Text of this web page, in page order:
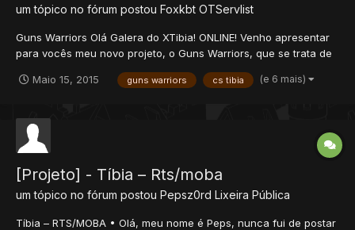
um tópico no fórum postou Foxkbt OTServlist
Guns Warriors Olá Galera do XTibia! ONLINE! Venho apresentar
para vocês meu novo projeto, o Guns Warriors, que se trata de
visa batalhas rápidas e divertidas. No Guns Online você poderá
Maio 15, 2015 guns warriors cs tibia (e 6 mais)
[Projeto] - Tíbia – Rts/moba
um tópico no fórum postou Pepsz0rd Lixeira Pública
Tíbia – RTS/MOBA • Olá, meu nome é Peps, nunca fui de postar